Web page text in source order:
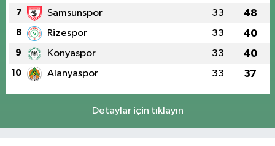
7 Samsunspor 33 48
8 Rizespor 33 40
9 Konyaspor 33 40
10 Alanyaspor 33 37
Detaylar için tıklayın